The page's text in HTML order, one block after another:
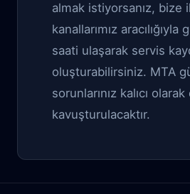
almak istiyorsanız, bize
kanallarımız aracılığıyla
saati ulaşarak servis
oluşturabilirsiniz. MTA
sorunlarınız kalıcı
kavuşturulacaktır.